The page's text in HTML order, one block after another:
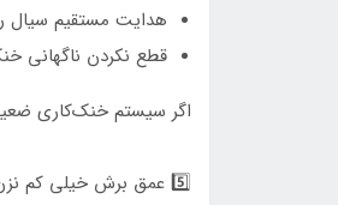
هدایت مستقیم سیال
قطع نکردن ناگهانی
اگر سیستم خنک‌کاری
5️⃣ عمق برش خیلی کم نزن